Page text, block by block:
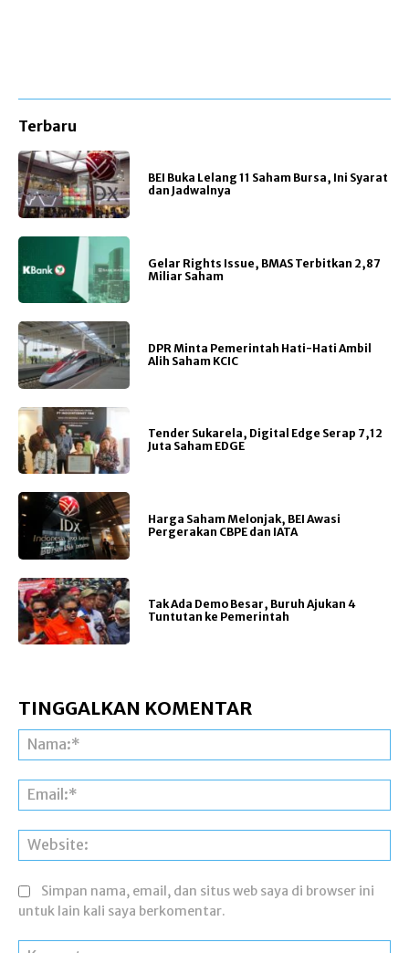
Terbaru
BEI Buka Lelang 11 Saham Bursa, Ini Syarat
dan Jadwalnya
Gelar Rights Issue, BMAS Terbitkan 2,87
Miliar Saham
DPR Minta Pemerintah Hati-Hati Ambil
Alih Saham KCIC
Tender Sukarela, Digital Edge Serap 7,12
Juta Saham EDGE
Harga Saham Melonjak, BEI Awasi
Pergerakan CBPE dan IATA
Tak Ada Demo Besar, Buruh Ajukan 4
Tuntutan ke Pemerintah
TINGGALKAN KOMENTAR
Simpan nama, email, dan situs web saya di browser ini
untuk lain kali saya berkomentar.